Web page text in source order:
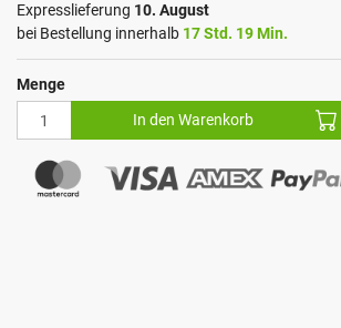
Expresslieferung 10. August
bei Bestellung innerhalb 17 Std. 19 Min.
Menge
In den Warenkorb